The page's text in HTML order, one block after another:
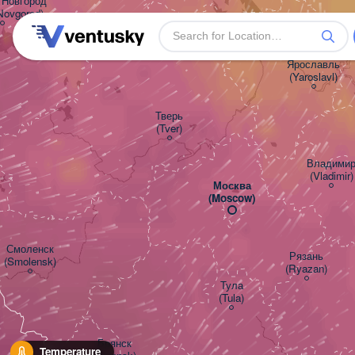
Temperature
Смоленск
(Smolensk)
Ярославль
(Yaroslavl)
Тверь
(Tver)
Владимир
(Vladimir)
Москва
(Moscow)
Рязань
(Ryazan)
Тула
(Tula)
Брянск